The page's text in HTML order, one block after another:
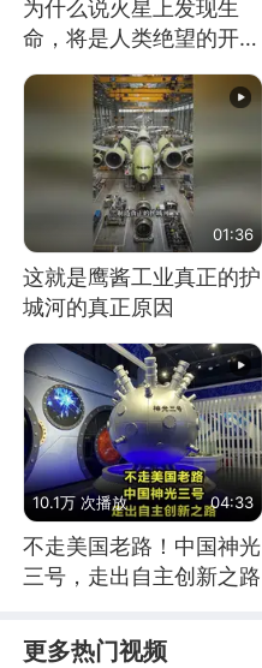
为什么说火星上发现生
命，将是人类绝望的开
始？
01:36
这就是鹰酱工业真正的护
城河的真正原因
10.1万 次播放 04:33
不走美国老路！中国神光
三号，走出自主创新之路
更多热门视频